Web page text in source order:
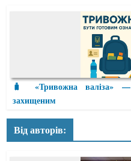
🧳 «Тривожна валіза» —
захищеним
Від авторів: